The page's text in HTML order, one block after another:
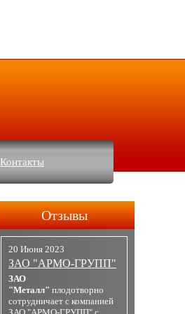
Контакты
Отзывы
20 Июня 2023
ЗАО "АРМО-ГРУПП"
ЗАО
"Металл" плодотворно
сотрудничает с компанией